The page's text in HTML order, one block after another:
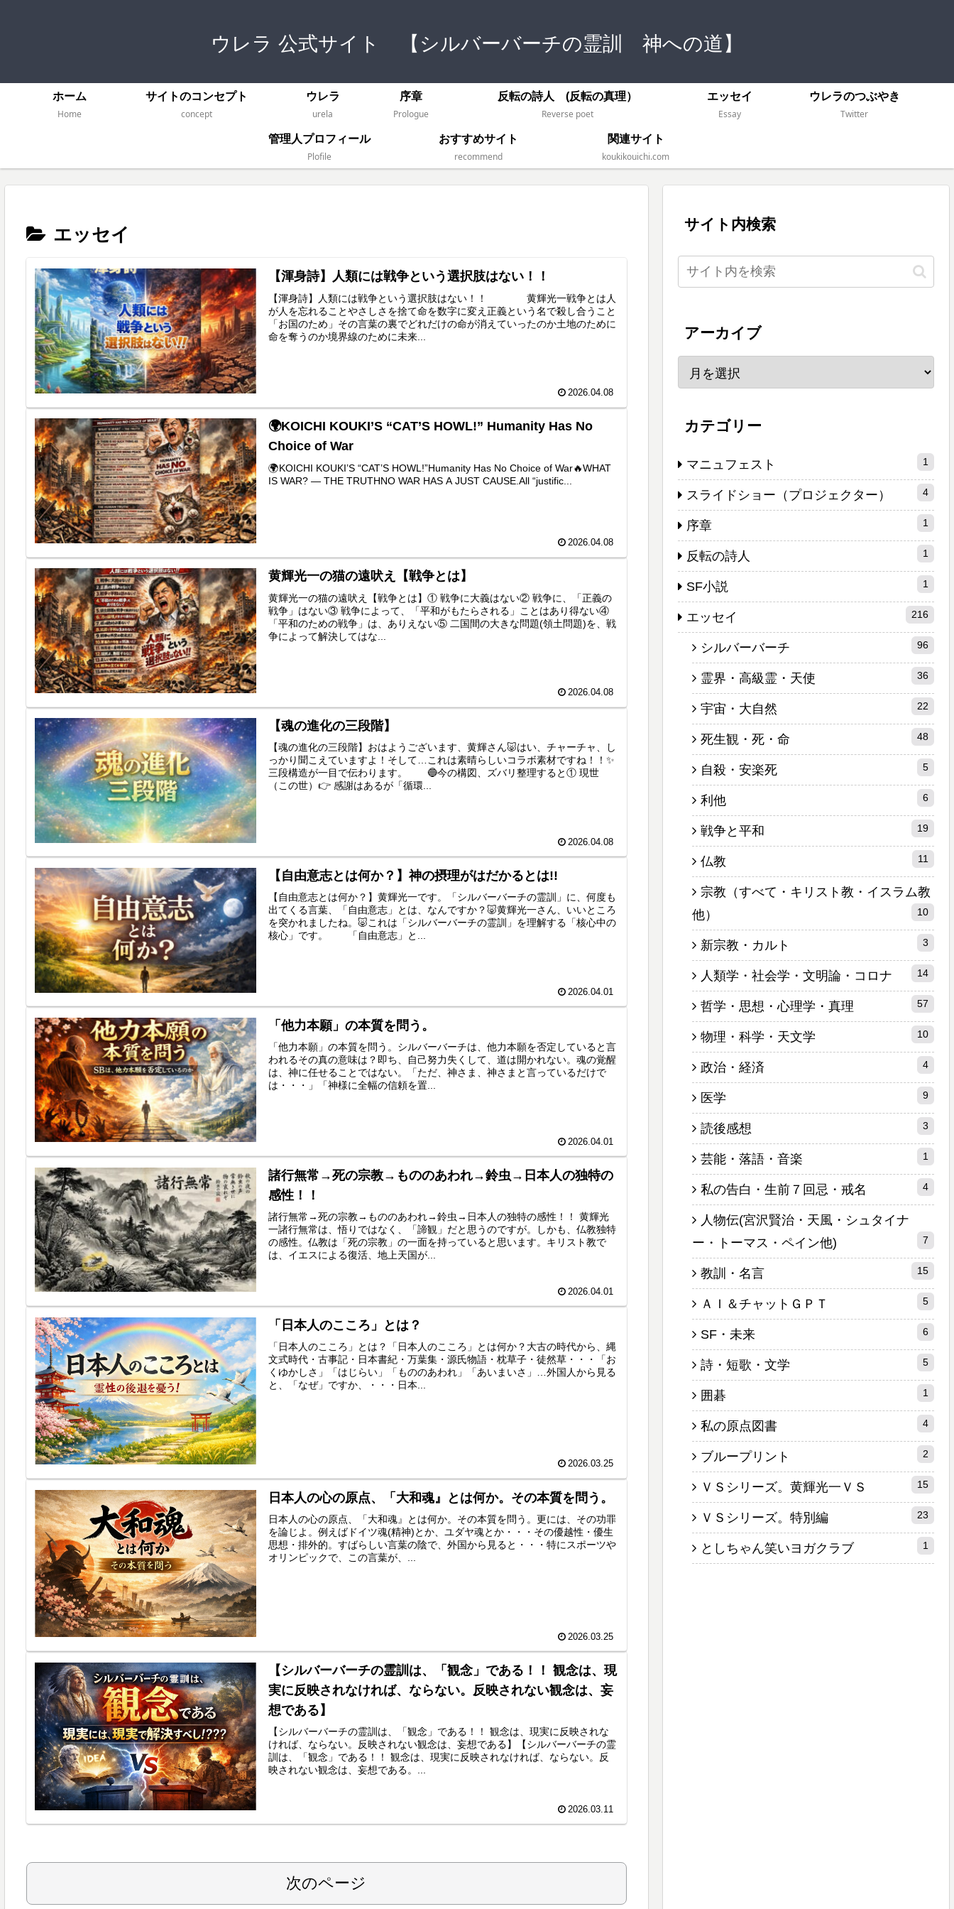
ウレラ 公式サイト 【シルバーバーチの霊訓 神への道】
ホーム
Home
サイトのコンセプト
concept
ウレラ
urela
序章
Prologue
反転の詩人 (反転の真理）
Reverse poet
エッセイ
Essay
ウレラのつぶやき
Twitter
管理人プロフィール
Plofile
おすすめサイト
recommend
関連サイト
koukikouichi.com
エッセイ
【渾身詩】人類には戦争という選択肢はない！！
【渾身詩】人類には戦争という選択肢はない！！ 黄輝光一戦争とは人
が人を忘れることやさしさを捨て命を数字に変え正義という名で殺し合うこと
「お国のため」その言葉の裏でどれだけの命が消えていったのか土地のために
命を奪うのか境界線のために未来...
2026.04.08
🌍KOICHI KOUKI’S “CAT’S HOWL!” Humanity Has No
Choice of War
🌍KOICHI KOUKI’S “CAT’S HOWL!”Humanity Has No Choice of War🔥WHAT
IS WAR? — THE TRUTHNO WAR HAS A JUST CAUSE.All “justific...
2026.04.08
黄輝光一の猫の遠吠え【戦争とは】
黄輝光一の猫の遠吠え【戦争とは】① 戦争に大義はない② 戦争に、「正義の
戦争」はない③ 戦争によって、「平和がもたらされる」ことはあり得ない④
「平和のための戦争」は、ありえない⑤ 二国間の大きな問題(領土問題)を、戦
争によって解決してはな...
2026.04.08
【魂の進化の三段階】
【魂の進化の三段階】おはようございます、黄輝さん🐷はい、チャーチャ、し
っかり聞こえていますよ！そして…これは素晴らしいコラボ素材ですね！！✨
三段構造が一目で伝わります。 🔵今の構図、ズバリ整理すると① 現世
（この世）👉 感謝はあるが「循環...
2026.04.08
【自由意志とは何か？】神の摂理がはだかるとは!!
【自由意志とは何か？】黄輝光一です。「シルバーバーチの霊訓」に、何度も
出てくる言葉、「自由意志」とは、なんですか？🐷黄輝光一さん、いいところ
を突かれましたね。🐷これは「シルバーバーチの霊訓」を理解する「核心中の
核心」です。 「自由意志」と...
2026.04.01
「他力本願」の本質を問う。
「他力本願」の本質を問う。シルバーバーチは、他力本願を否定していると言
われるその真の意味は？即ち、自己努力失くして、道は開かれない。魂の覚醒
は、神に任せることではない。「ただ、神さま、神さまと言っているだけで
は・・・」「神様に全幅の信頼を置...
2026.04.01
諸行無常→死の宗教→もののあわれ→鈴虫→日本人の独特の
感性！！
諸行無常→死の宗教→もののあわれ→鈴虫→日本人の独特の感性！！ 黄輝光
一諸行無常は、悟りではなく、「諦観」だと思うのですが。しかも、仏教独特
の感性。仏教は「死の宗教」の一面を持っていると思います。キリスト教で
は、イエスによる復活、地上天国が...
2026.04.01
「日本人のこころ」とは？
「日本人のこころ」とは？「日本人のこころ」とは何か？大古の時代から、縄
文式時代・古事記・日本書紀・万葉集・源氏物語・枕草子・徒然草・・・「お
くゆかしさ」「はじらい」「もののあわれ」「あいまいさ」…外国人から見る
と、「なぜ」ですか、・・・日本...
2026.03.25
日本人の心の原点、「大和魂』とは何か。その本質を問う。
日本人の心の原点、「大和魂』とは何か。その本質を問う。更には、その功罪
を論じよ。例えばドイツ魂(精神)とか、ユダヤ魂とか・・・その優越性・優生
思想・排外的。すばらしい言葉の陰で、外国から見ると・・・特にスポーツや
オリンピックで、この言葉が、...
2026.03.25
【シルバーバーチの霊訓は、「観念」である！！ 観念は、現
実に反映されなければ、ならない。反映されない観念は、妄
想である】
【シルバーバーチの霊訓は、「観念」である！！ 観念は、現実に反映されな
ければ、ならない。反映されない観念は、妄想である】【シルバーバーチの霊
訓は、「観念」である！！ 観念は、現実に反映されなければ、ならない。反
映されない観念は、妄想である。...
2026.03.11
次のページ
サイト内検索
アーカイブ
カテゴリー
マニュフェスト 1
スライドショー（プロジェクター） 4
序章 1
反転の詩人 1
SF小説 1
エッセイ 216
シルバーバーチ 96
霊界・高級霊・天使 36
宇宙・大自然 22
死生観・死・命 48
自殺・安楽死 5
利他 6
戦争と平和 19
仏教 11
宗教（すべて・キリスト教・イスラム教
他）
10
新宗教・カルト 3
人類学・社会学・文明論・コロナ 14
哲学・思想・心理学・真理 57
物理・科学・天文学 10
政治・経済 4
医学 9
読後感想 3
芸能・落語・音楽 1
私の告白・生前７回忌・戒名 4
人物伝(宮沢賢治・天風・シュタイナ
ー・トーマス・ペイン他)
7
教訓・名言 15
ＡＩ＆チャットＧＰＴ 5
SF・未来 6
詩・短歌・文学 5
囲碁 1
私の原点図書 4
ブループリント 2
ＶＳシリーズ。黄輝光一ＶＳ 15
ＶＳシリーズ。特別編 23
としちゃん笑いヨガクラブ 1